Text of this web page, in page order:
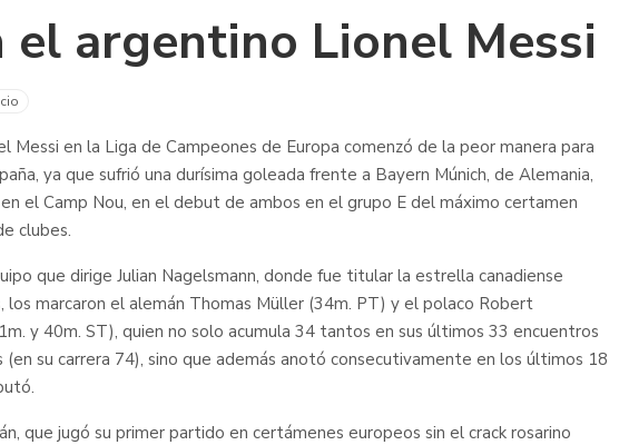
el argentino Lionel Messi
Messi en la Liga de Campeones de Europa comenzó de la peor manera para
ya que sufrió una durísima goleada frente a Bayern Múnich, de Alemania,
el Camp Nou, en el debut de ambos en el grupo E del máximo certamen
clubes.
que dirige Julian Nagelsmann, donde fue titular la estrella canadiense
los marcaron el alemán Thomas Müller (34m. PT) y el polaco Robert
y 40m. ST), quien no solo acumula 34 tantos en sus últimos 33 encuentros
(en su carrera 74), sino que además anotó consecutivamente en los últimos 18
que jugó su primer partido en certámenes europeos sin el crack rosarino